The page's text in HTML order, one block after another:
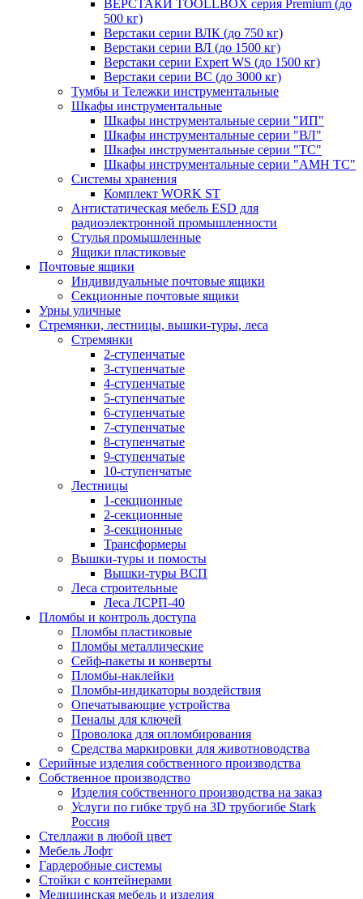
ВЕРСТАКИ TOOLLBOX серия Premium (до
500 кг)
Верстаки серии ВЛК (до 750 кг)
Верстаки серии ВЛ (до 1500 кг)
Верстаки серии Expert WS (до 1500 кг)
Верстаки серии ВС (до 3000 кг)
Тумбы и Тележки инструментальные
Шкафы инструментальные
Шкафы инструментальные серии "ИП"
Шкафы инструментальные серии "ВЛ"
Шкафы инструментальные серии "ТС"
Шкафы инструментальные серии "AMH TC"
Системы хранения
Комплект WORK ST
Антистатическая мебель ESD для
радиоэлектронной промышленности
Стулья промышленные
Ящики пластиковые
Почтовые ящики
Индивидуальные почтовые ящики
Секционные почтовые ящики
Урны уличные
Стремянки, лестницы, вышки-туры, леса
Стремянки
2-ступенчатые
3-ступенчатые
4-ступенчатые
5-ступенчатые
6-ступенчатые
7-ступенчатые
8-ступенчатые
9-ступенчатые
10-ступенчатые
Лестницы
1-секционные
2-секционные
3-секционные
Трансформеры
Вышки-туры и помосты
Вышки-туры ВСП
Леса строительные
Леса ЛСРП-40
Пломбы и контроль доступа
Пломбы пластиковые
Пломбы металлические
Сейф-пакеты и конверты
Пломбы-наклейки
Пломбы-индикаторы воздействия
Опечатывающие устройства
Пеналы для ключей
Проволока для опломбирования
Средства маркировки для животноводства
Серийные изделия собственного производства
Собственное производство
Изделия собственного производства на заказ
Услуги по гибке труб на 3D трубогибе Stark
Россия
Стеллажи в любой цвет
Мебель Лофт
Гардеробные системы
Стойки с контейнерами
Медицинская мебель и изделия